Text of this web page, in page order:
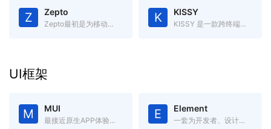
Z Zepto
Zepto最初是为移动端开发的库,是jQuery的轻量级替代品 K KISSY
KISSY 是一款跨终端、模块化、高性能、使用简单的 JavaScript 框架。
UI框架
M MUI
最接近原生APP体验的高性能前端框架 E Element
一套为开发者、设计师和产品经理准备的基于 Vue 2.0 的桌面端组件库